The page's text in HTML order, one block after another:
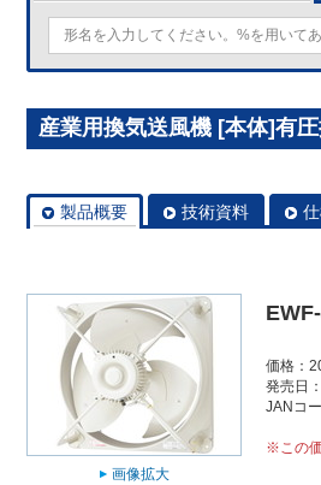
産業用換気送風機 [本体]有
製品概要 技術資料
画像拡大
価格：
発売日
JANコ
※この